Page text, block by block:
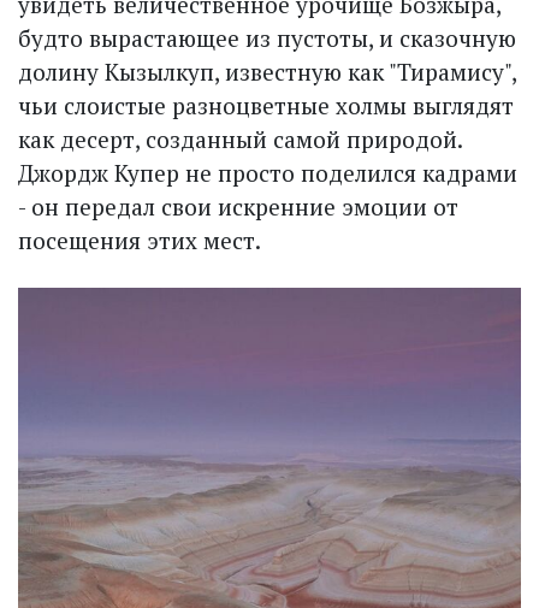
будто вырастающее из пустоты, и сказочную
долину Кызылкуп, известную как "Тирамису",
чьи слоистые разноцветные холмы выглядят
как десерт, созданный самой природой.
Джордж Купер не просто поделился кадрами
- он передал свои искренние эмоции от
посещения этих мест.